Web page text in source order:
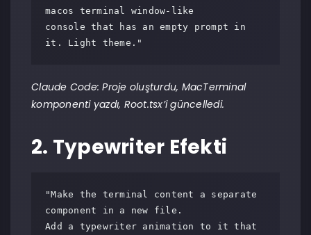
macos terminal window-like
console that has an empty prompt in
it. Light theme."
Claude Code: Proje oluşturdu, MacTerminal
komponenti yazdı, Root.tsx’i güncelledi.
2. Typewriter Efekti
"Make the terminal content a separate
component in a new file.
Add a typewriter animation to it that